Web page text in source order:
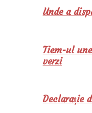
Unde a
Tiem-ul
verzi
Declarație